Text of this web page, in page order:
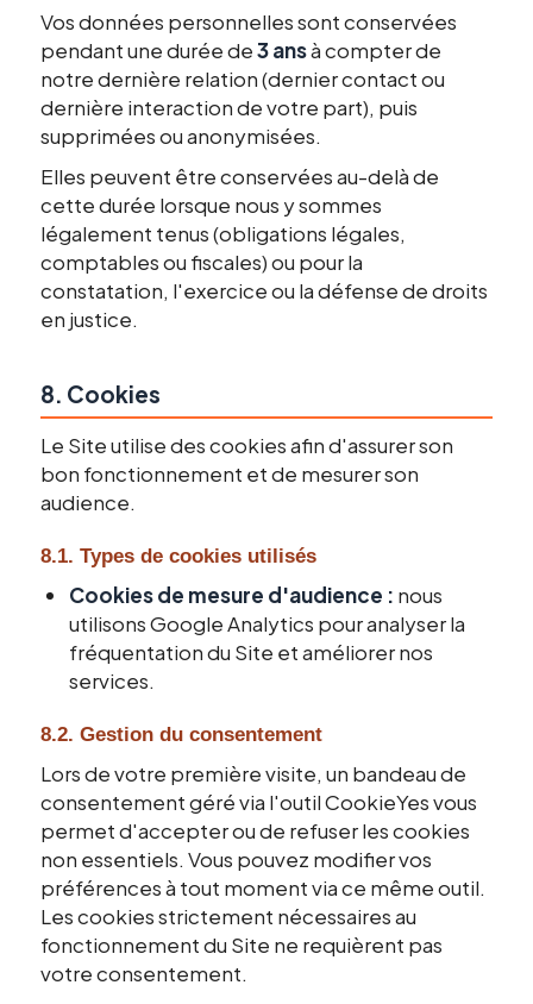
Vos données personnelles sont conservées
pendant une durée de3 ansà compter de
notre dernière relation (dernier contact ou
dernière interaction de votre part), puis
supprimées ou anonymisées.
Elles peuvent être conservées au-delà de
cette durée lorsque nous y sommes
légalement tenus (obligations légales,
comptables ou fiscales) ou pour la
constatation, l'exercice ou la défense de droits
en justice.
8. Cookies
Le Site utilise des cookies afin d'assurer son
bon fonctionnement et de mesurer son
audience.
8.1. Types de cookies utilisés
Cookies de mesure d'audience : nous
utilisons Google Analytics pour analyser la
fréquentation du Site et améliorer nos
services.
8.2. Gestion du consentement
Lors de votre première visite, un bandeau de
consentement géré via l'outil CookieYes vous
permet d'accepter ou de refuser les cookies
non essentiels. Vous pouvez modifier vos
préférences à tout moment via ce même outil.
Les cookies strictement nécessaires au
fonctionnement du Site ne requièrent pas
votre consentement.